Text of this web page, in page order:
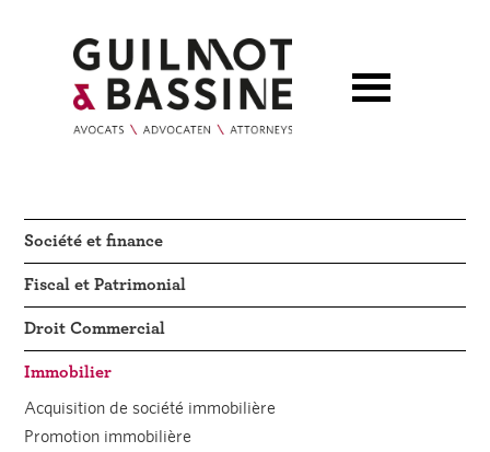
Société et finance
Fiscal et Patrimonial
Droit Commercial
Immobilier
Acquisition de société immobilière
Promotion immobilière